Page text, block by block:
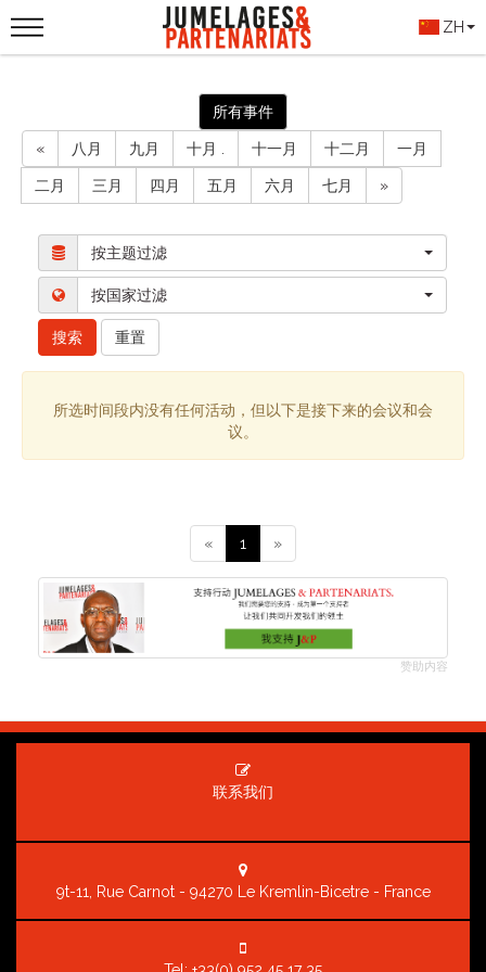
ZH
所有事件
« 八月 九月 十月 . 十一月 十二月 一月
二月 三月 四月 五月 六月 七月 »
按主题过滤
按国家过滤
搜索 重置
所选时间段内没有任何活动，但以下是接下来的会议和会
议。
« 1 »
赞助内容
联系我们
9t-11, Rue Carnot - 94270 Le Kremlin-Bicetre - France